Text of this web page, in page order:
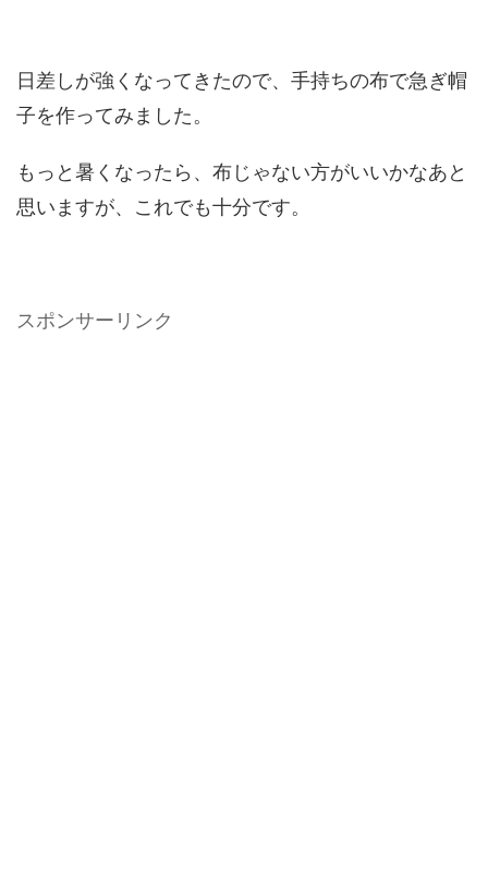
日差しが強くなってきたので、手持ちの布で急ぎ帽
子を作ってみました。
もっと暑くなったら、布じゃない方がいいかなあと
思いますが、これでも十分です。
スポンサーリンク